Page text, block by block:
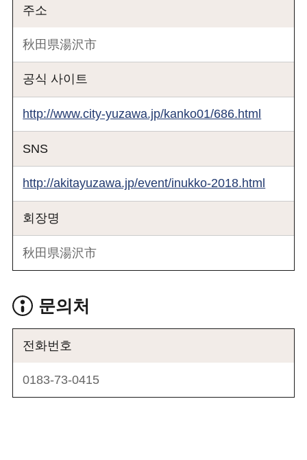
주소
秋田県湯沢市
공식 사이트
http://www.city-yuzawa.jp/kanko01/686.html
SNS
http://akitayuzawa.jp/event/inukko-2018.html
회장명
秋田県湯沢市
문의처
전화번호
0183-73-0415